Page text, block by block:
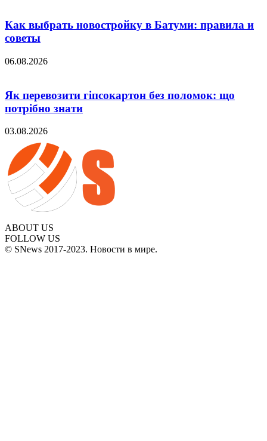
Как выбрать новостройку в Батуми: правила и
советы
06.08.2026
Як перевозити гіпсокартон без поломок: що
потрібно знати
03.08.2026
ABOUT US
FOLLOW US
© SNews 2017-2023. Новости в мире.